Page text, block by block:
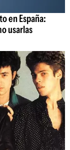
en España:
usarlas